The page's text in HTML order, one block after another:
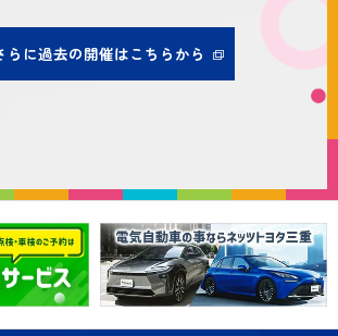
らに過去の開催はこちらから